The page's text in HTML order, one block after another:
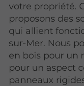
votre propriété.
proposons des
qui allient
sur-Mer. Nous
en bois pour un
pour un aspect
panneaux